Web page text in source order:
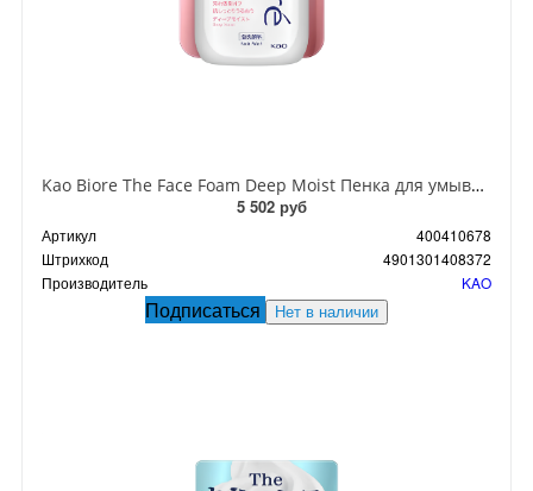
Kao Biore The Face Foam Deep Moist Пенка для умывания глубоко увлажняющая с ароматом Мыла 200 мл
5 502 руб
Артикул
400410678
Штрихкод
4901301408372
Производитель
KAO
Подписаться Нет в наличии